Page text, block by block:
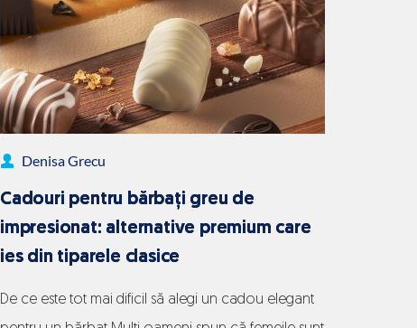
puțin
zahăr:
cum
ciocolata
Leonidas
să
autentică
Denisa Grecu
Cadouri pentru bărbați greu de
impresionat: alternative premium care
ies din tiparele clasice
De ce este tot mai dificil să alegi un cadou elegant